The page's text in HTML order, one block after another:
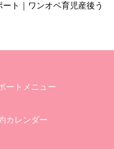
ト｜ワンオペ育児産後う
ートメニュー
カレンダー